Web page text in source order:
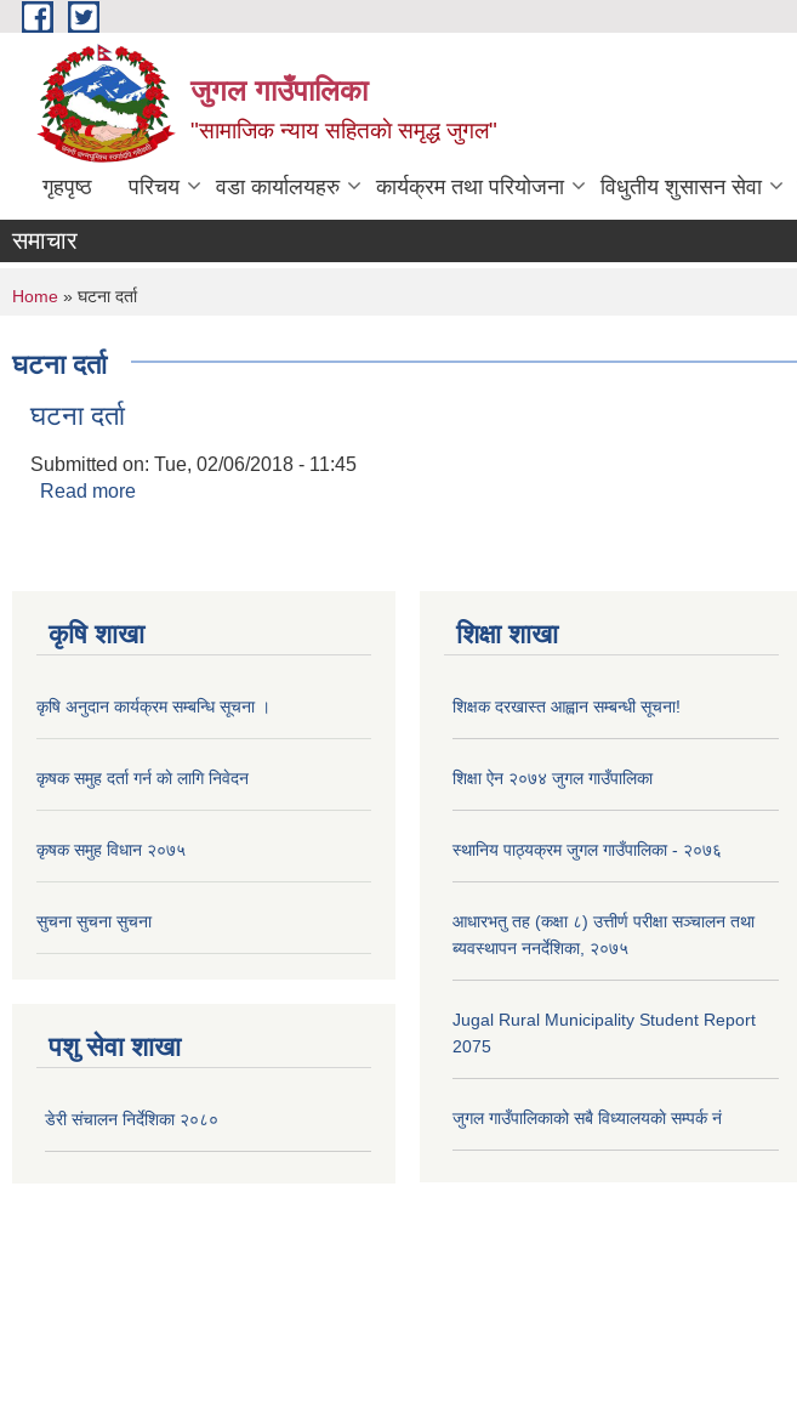
Skip to main content
जुगल गाउँपालिका
"सामाजिक न्याय सहितकाे समृद्ध जुगल"
गृहपृष्ठ परिचय वडा कार्यालयहरु कार्यक्रम तथा परियोजना विधुतीय शुसासन सेवा
समाचार
You are here
Home » घटना दर्ता
घटना दर्ता
घटना दर्ता
Submitted on: Tue, 02/06/2018 - 11:45
Read more
कृषि शाखा
कृषि अनुदान कार्यक्रम सम्बन्धि सूचना ।
कृषक समुह दर्ता गर्न काे लागि निवेदन
कृषक समुह विधान २०७५
सुचना सुचना सुचना
पशु सेवा शाखा
डेरी संचालन निर्देशिका २०८०
शिक्षा शाखा
शिक्षक दरखास्त आह्वान सम्बन्धी सूचना!
शिक्षा ऐन २०७४ जुगल गाउँपालिका
स्थानिय पाठ्यक्रम जुगल गाउँपालिका - २०७६
आधारभतु तह (कक्षा ८) उत्तीर्ण परीक्षा सञ्चालन तथा
ब्यवस्थापन ननर्देशिका, २०७५
Jugal Rural Municipality Student Report
2075
जुगल गाउँपालिकाको सबै विध्यालयकाे सम्पर्क नं